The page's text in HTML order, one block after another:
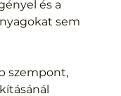
és a
sem
szempont,